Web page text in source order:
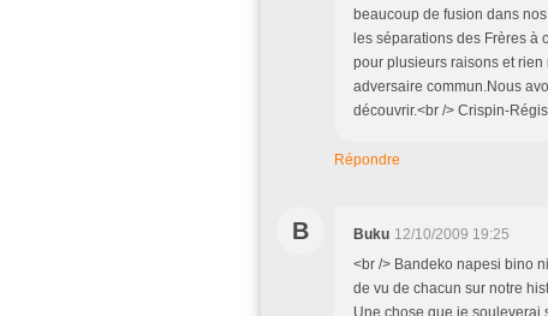
beaucoup de fusion dans
les séparations des Frères à
pour plusieurs raisons et rien
adversaire commun.Nous
découvrir.<br /> Crispin-
Répondre
B Buku 12/10/2009 19:25
<br /> Bandeko napesi bino
de vu de chacun sur notre
Une chose que je souleverai